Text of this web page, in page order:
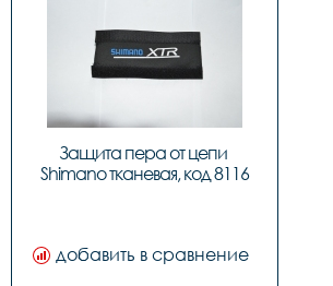
Защита пера от цепи
Shimano тканевая, код 8116
добавить в сравнение